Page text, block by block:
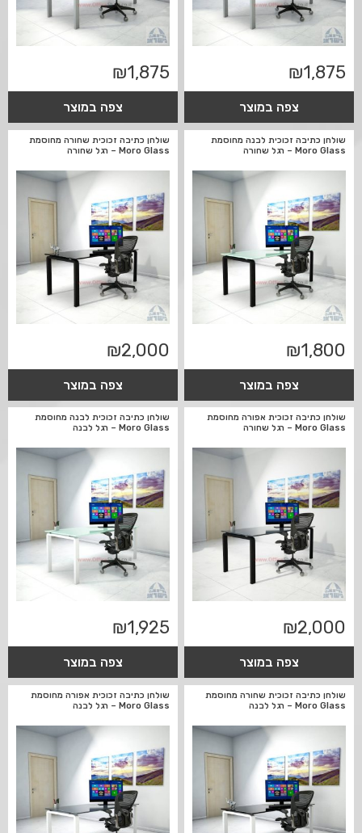
₪1,875
צפה במוצר
₪1,875
צפה במוצר
שולחן כתיבה זכוכית לבנה מחוסמת
Moro Glass – רגל שחורה
₪1,800
צפה במוצר
שולחן כתיבה זכוכית שחורה מחוסמת
Moro Glass – רגל שחורה
₪2,000
צפה במוצר
שולחן כתיבה זכוכית אפורה מחוסמת
Moro Glass – רגל שחורה
₪2,000
צפה במוצר
שולחן כתיבה זכוכית לבנה מחוסמת
Moro Glass – רגל לבנה
₪1,925
צפה במוצר
שולחן כתיבה זכוכית שחורה מחוסמת
Moro Glass – רגל לבנה
שולחן כתיבה זכוכית אפורה מחוסמת
Moro Glass – רגל לבנה